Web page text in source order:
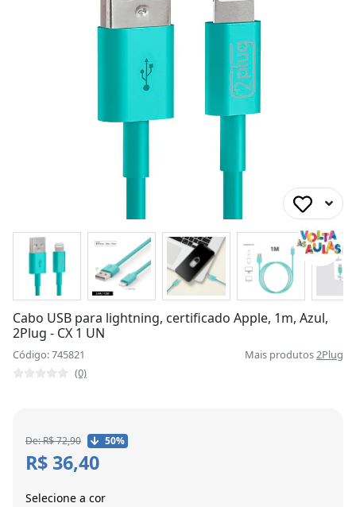
Cabo USB para lightning, certificado Apple, 1m, Azul,
2Plug - CX 1 UN
Código: 745821 Mais produtos2Plug
(0)
De: R$ 72,90 50%
R$ 36,40
Selecione a cor